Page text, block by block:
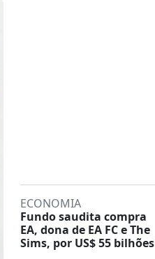
ECONOMIA
Fundo saudita compra
EA, dona de EA FC e The
Sims, por US$ 55 bilhões